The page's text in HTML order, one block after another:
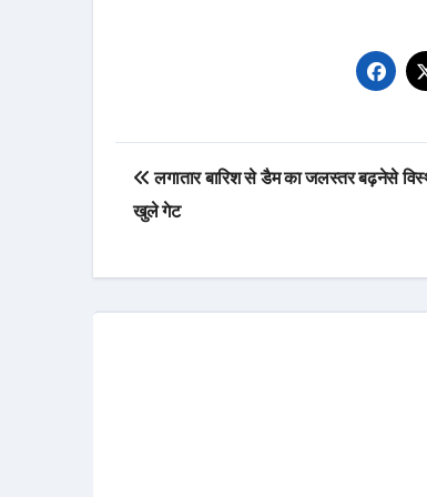
Post
navigation
लगातार बारिश से डैम का जलस्तर बढ़नेसे
खुले गेट